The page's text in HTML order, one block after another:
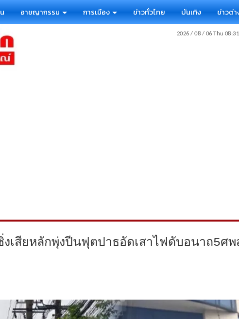
อาชญากรรม การเมือง ข่าวทั่วไทย บันเทิง ข่าวต่า
เสียหลักพุ่งปีนฟุตปาธอัดเสาไฟดับอนาถ5ศ